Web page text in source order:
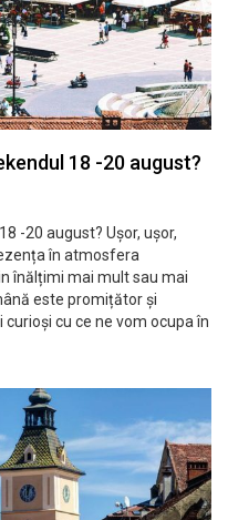
18 -20 august?
-20 august? Ușor, ușor,
în atmosfera
înălțimi mai mult sau mai
este promițător și
cu ce ne vom ocupa în